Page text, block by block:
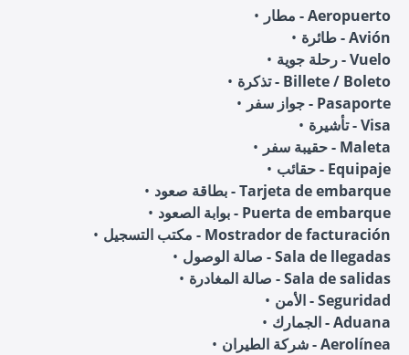
مطار - Aeropuerto
طائرة - Avión
رحلة جوية - Vuelo
تذكرة - Billete / Boleto
جواز سفر - Pasaporte
تأشيرة - Visa
حقيبة سفر - Maleta
حقائب - Equipaje
بطاقة صعود - Tarjeta de embarque
بوابة الصعود - Puerta de embarque
مكتب التسجيل - Mostrador de facturación
صالة الوصول - Sala de llegadas
صالة المغادرة - Sala de salidas
الأمن - Seguridad
الجمارك - Aduana
شركة الطيران - Aerolínea